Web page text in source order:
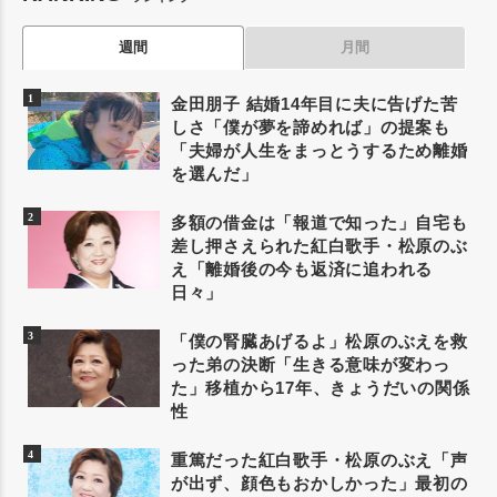
週間 月間
金田朋子 結婚14年目に夫に告げた苦
しさ「僕が夢を諦めれば」の提案も
「夫婦が人生をまっとうするため離婚
を選んだ」
多額の借金は「報道で知った」自宅も
差し押さえられた紅白歌手・松原のぶ
え「離婚後の今も返済に追われる
日々」
「僕の腎臓あげるよ」松原のぶえを救
った弟の決断「生きる意味が変わっ
た」移植から17年、きょうだいの関係
性
重篤だった紅白歌手・松原のぶえ「声
が出ず、顔色もおかしかった」最初の